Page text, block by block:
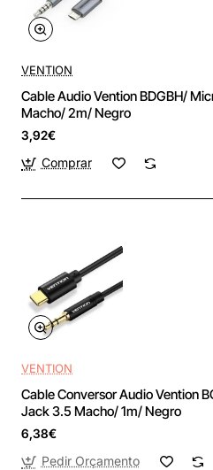
VENTION
Cable Audio Vention BDGBH/
Macho/ 2m/ Negro
3,92€
Comprar
VENTION
Cable Conversor Audio Vention
Jack 3.5 Macho/ 1m/ Negro
6,38€
Pedir Orçamento